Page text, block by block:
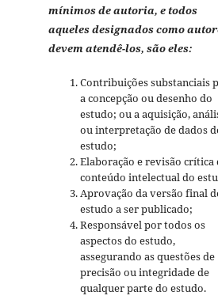
mínimos de autoria, e todos
aqueles designados como
devem atendê-los, são eles:
Contribuições substanciais
a concepção ou desenho do
estudo; ou a aquisição,
ou interpretação de dados
estudo;
Elaboração e revisão crítica
conteúdo intelectual do
Aprovação da versão final
estudo a ser publicado;
Responsável por todos os
aspectos do estudo,
assegurando as questões de
precisão ou integridade de
qualquer parte do estudo.